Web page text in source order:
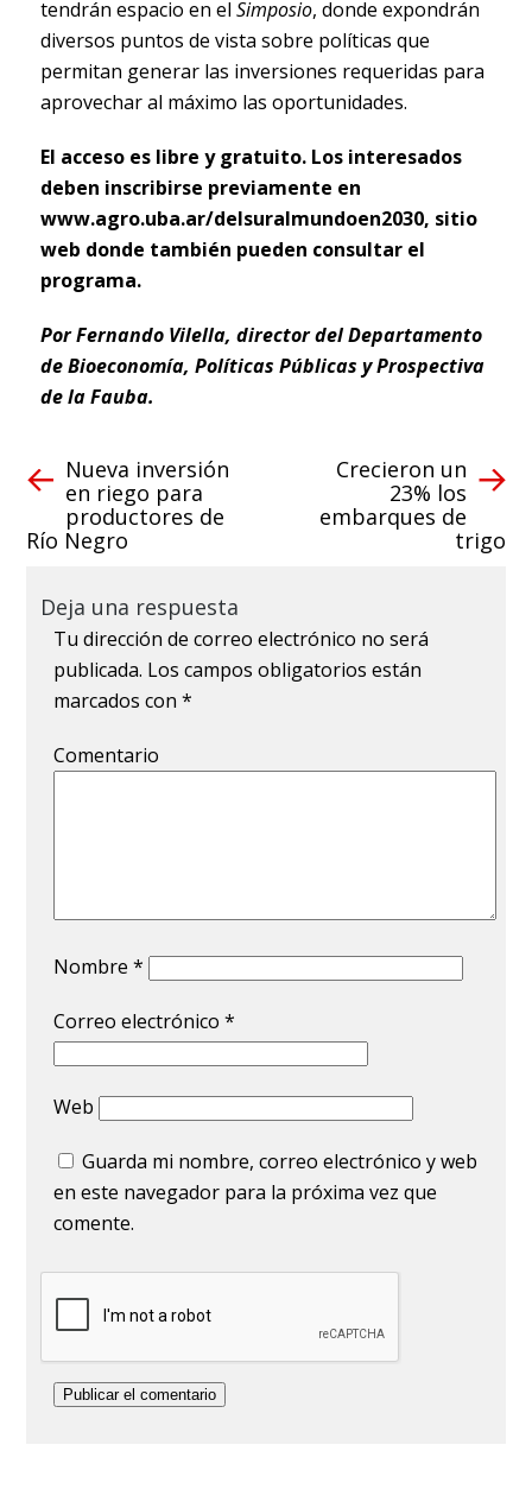
tendrán espacio en el Simposio, donde expondrán
diversos puntos de vista sobre políticas que
permitan generar las inversiones requeridas para
aprovechar al máximo las oportunidades.
El acceso es libre y gratuito. Los interesados
deben inscribirse previamente en
www.agro.uba.ar/delsuralmundoen2030, sitio
web donde también pueden consultar el
programa.
Por Fernando Vilella, director del Departamento
de Bioeconomía, Políticas Públicas y Prospectiva
de la Fauba.
Nueva inversión
en riego para
productores de
Río Negro
Crecieron un
23% los
embarques de
trigo
Deja una respuesta
Tu dirección de correo electrónico no será
publicada. Los campos obligatorios están
marcados con*
Comentario
Nombre*
Correo electrónico*
Web
Guarda mi nombre, correo electrónico y web
en este navegador para la próxima vez que
comente.